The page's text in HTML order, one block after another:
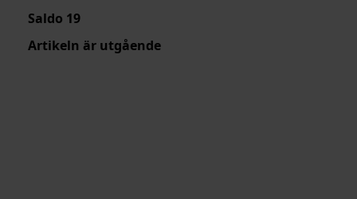
Saldo 19
Artikeln är utgående